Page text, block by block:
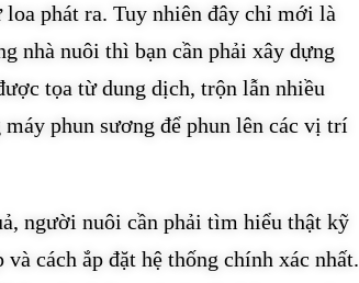
phát ra. Tuy nhiên đây chỉ mới là
nhà nuôi thì bạn cần phải xây dựng
tọa từ dung dịch, trộn lẫn nhiều
phun sương để phun lên các vị trí
người nuôi cần phải tìm hiểu thật kỹ
cách ắp đặt hệ thống chính xác nhất.